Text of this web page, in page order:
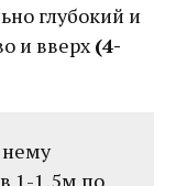
глубокий и
и вверх (4-
нему
1-1,5м по